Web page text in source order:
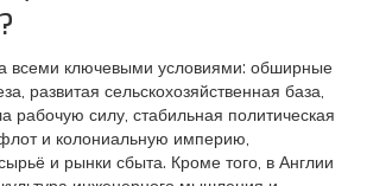
всеми ключевыми условиями: обширные
развитая сельскохозяйственная база,
рабочую силу, стабильная политическая
и колониальную империю,
и рынки сбыта. Кроме того, в Англии